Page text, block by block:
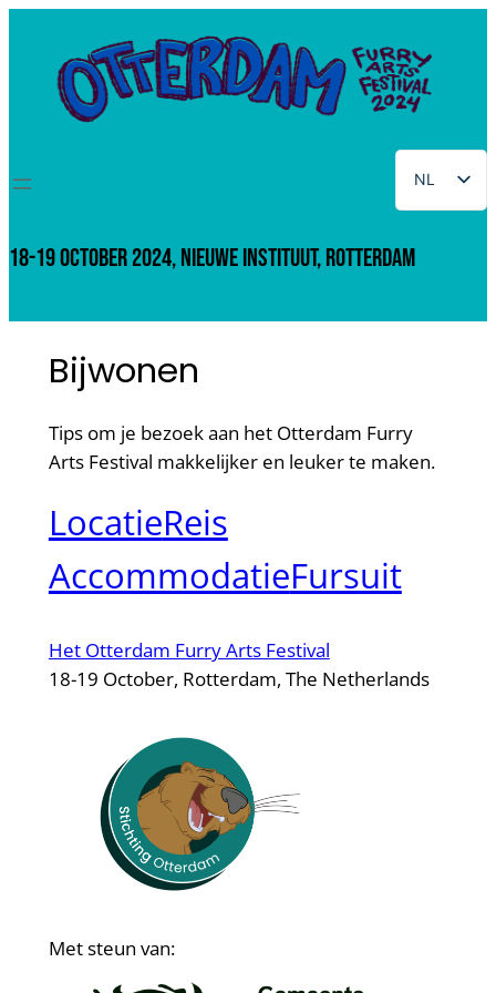
inhoud
NL
EN
18-19 October 2024, NIeuwe Instituut, Rotterdam
Bijwonen
Tips om je bezoek aan het Otterdam Furry
Arts Festival makkelijker en leuker te maken.
LocatieReis
AccommodatieFursuit
Het Otterdam Furry Arts Festival
18-19 October, Rotterdam, The Netherlands
Met steun van: